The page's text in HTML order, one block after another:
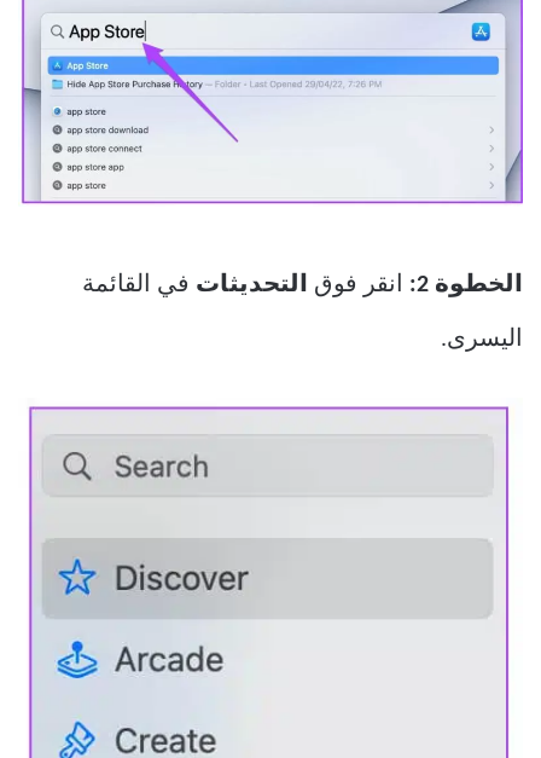
الخطوة 2: انقر فوق التحديثات في القائمة
اليسرى.